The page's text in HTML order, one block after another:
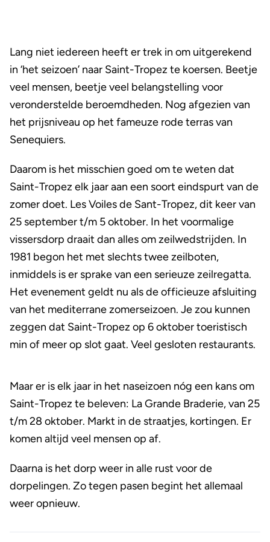
Lang niet iedereen heeft er trek in om uitgerekend
in ‘het seizoen’ naar Saint-Tropez te koersen. Beetje
veel mensen, beetje veel belangstelling voor
veronderstelde beroemdheden. Nog afgezien van
het prijsniveau op het fameuze rode terras van
Senequiers.
Daarom is het misschien goed om te weten dat
Saint-Tropez elk jaar aan een soort eindspurt van de
zomer doet. Les Voiles de Sant-Tropez, dit keer van
25 september t/m 5 oktober. In het voormalige
vissersdorp draait dan alles om zeilwedstrijden. In
1981 begon het met slechts twee zeilboten,
inmiddels is er sprake van een serieuze zeilregatta.
Het evenement geldt nu als de officieuze afsluiting
van het mediterrane zomerseizoen. Je zou kunnen
zeggen dat Saint-Tropez op 6 oktober toeristisch
min of meer op slot gaat. Veel gesloten restaurants.
Maar er is elk jaar in het naseizoen nóg een kans om
Saint-Tropez te beleven: La Grande Braderie, van 25
t/m 28 oktober. Markt in de straatjes, kortingen. Er
komen altijd veel mensen op af.
Daarna is het dorp weer in alle rust voor de
dorpelingen. Zo tegen pasen begint het allemaal
weer opnieuw.